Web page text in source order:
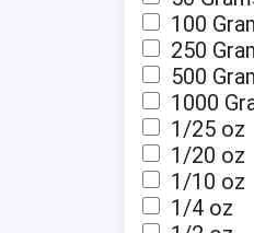
100
250
500
1000
1/25 oz
1/20 oz
1/10 oz
1/4 oz